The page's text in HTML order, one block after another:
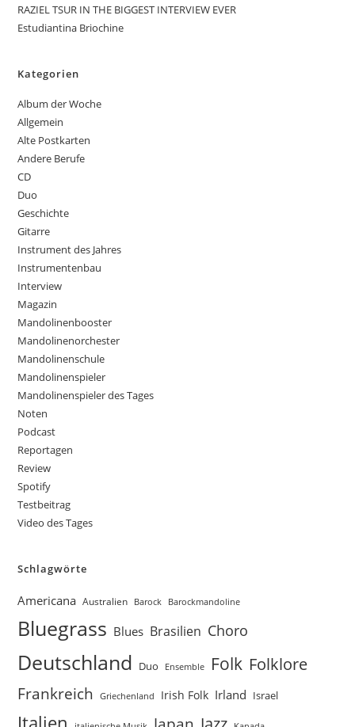
RAZIEL TSUR IN THE BIGGEST INTERVIEW EVER
Estudiantina Briochine
Kategorien
Album der Woche
Allgemein
Alte Postkarten
Andere Berufe
CD
Duo
Geschichte
Gitarre
Instrument des Jahres
Instrumentenbau
Interview
Magazin
Mandolinenbooster
Mandolinenorchester
Mandolinenschule
Mandolinenspieler
Mandolinenspieler des Tages
Noten
Podcast
Reportagen
Review
Spotify
Testbeitrag
Video des Tages
Schlagwörte
Americana Australien Barock Barockmandoline
Bluegrass Blues Brasilien Choro
Deutschland Duo Ensemble Folk Folklore
Frankreich Griechenland Irish Folk Irland Israel